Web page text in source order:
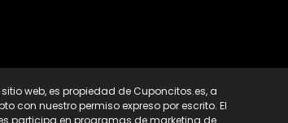
web, es propiedad de Cuponcitos.es, a
con nuestro permiso expreso por escrito. El
participa en programas de marketing de